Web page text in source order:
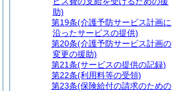
助)
第19条(介護予防サービス計画に
沿ったサービスの提供)
第20条(介護予防サービス計画の
変更の援助)
第21条(サービスの提供の記録)
第22条(利用料等の受領)
第23条(保険給付の請求のための